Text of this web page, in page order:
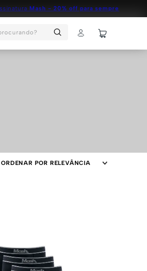
Mash - 20% off para sempre
ORDENAR POR RELEVÂNCIA